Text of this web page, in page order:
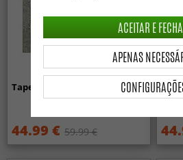
Tapete Wilton - Mateur (bege)
44.99 € 59.99 €
APENAS
ACEITAR E